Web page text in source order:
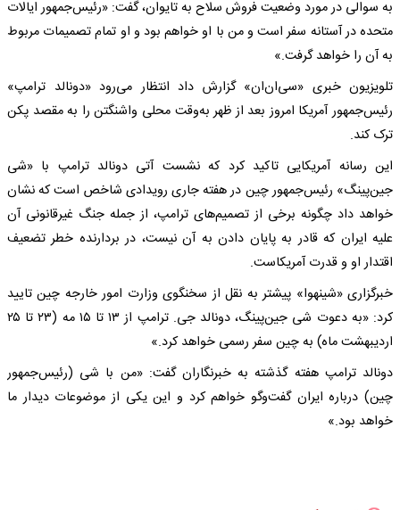
به سوالی در مورد وضعیت فروش سلاح به تایوان، گفت: «رئیس‌جمهور ایالات
متحده در آستانه سفر است و من با او خواهم بود و او تمام تصمیمات مربوط
به آن را خواهد گرفت.»
تلویزیون خبری «سی‌ان‌ان» گزارش داد انتظار می‌رود «دونالد ترامپ»
رئیس‌جمهور آمریکا امروز بعد از ظهر به‌وقت محلی واشنگتن را به مقصد پکن
ترک کند.
این رسانه آمریکایی تاکید کرد که نشست آتی دونالد ترامپ با «شی
جین‌پینگ» رئیس‌جمهور چین در هفته جاری رویدادی شاخص است که نشان
خواهد داد چگونه برخی از تصمیم‌های ترامپ، از جمله جنگ غیرقانونی آن
علیه ایران که قادر به پایان دادن به آن نیست، در بردارنده خطر تضعیف
اقتدار او و قدرت آمریکاست.
خبرگزاری «شینهوا» پیشتر به نقل از سخنگوی وزارت امور خارجه چین تایید
کرد: «به دعوت شی جین‌پینگ، دونالد جی. ترامپ از ۱۳ تا ۱۵ مه (۲۳ تا ۲۵
اردیبهشت ماه) به چین سفر رسمی خواهد کرد.»
دونالد ترامپ هفته گذشته به خبرنگاران گفت: «من با شی (رئیس‌جمهور
چین) درباره ایران گفت‌وگو خواهم کرد و این یکی از موضوعات دیدار ما
خواهد بود.»